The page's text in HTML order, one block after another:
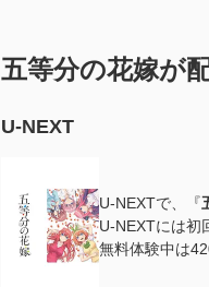
五等分の花嫁が
U-NEXT
U-NEXTで、『
U-NEXTには初
無料体験中は